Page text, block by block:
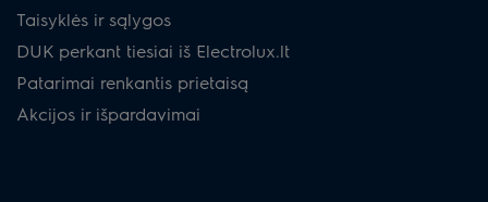
Taisyklės ir sąlygos
DUK perkant tiesiai iš Electrolux.lt
Patarimai renkantis prietaisą
Akcijos ir išpardavimai